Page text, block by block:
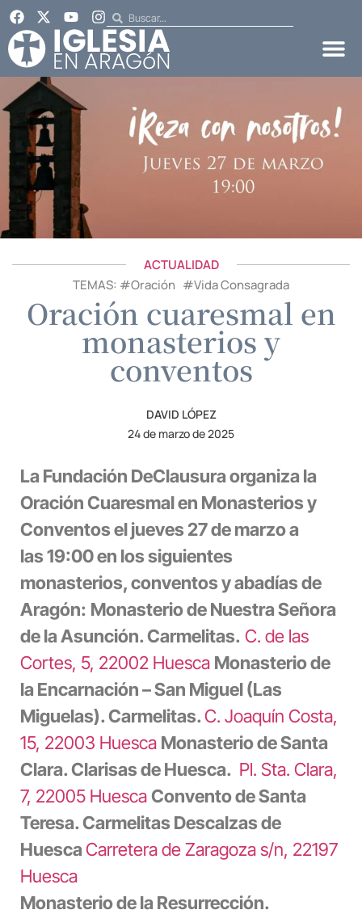
ACTUALIDAD
TEMAS: #Oración #Vida Consagrada
Oración cuaresmal en
monasterios y
conventos
DAVID LÓPEZ
24 de marzo de 2025
La Fundación DeClausura organiza la
Oración Cuaresmal en Monasterios y
Conventoseljueves 27 de marzoa
las19:00 en los siguientes
monasterios, conventos y abadías de
Aragón: Monasterio de Nuestra Señora
de la Asunción. Carmelitas. C. de las
Cortes, 5, 22002 Huesca Monasterio de
la Encarnación – San Miguel (Las
Miguelas). Carmelitas.C. Joaquín Costa,
15, 22003 Huesca Monasterio de Santa
Clara. Clarisas de Huesca. Pl. Sta. Clara,
7, 22005 HuescaConvento de Santa
Teresa. Carmelitas Descalzas de
HuescaCarretera de Zaragoza s/n, 22197
Huesca
Monasterio de la Resurrección.